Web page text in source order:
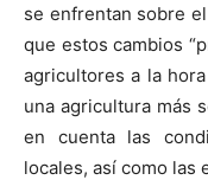
se enfrentan sobre
que estos cambios
agricultores a la
una agricultura más
en cuenta las
locales, así como las